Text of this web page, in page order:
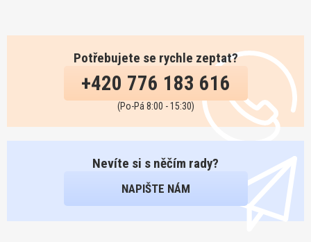
Potřebujete se rychle zeptat?
+420 776 183 616
(Po-Pá 8:00 - 15:30)
Nevíte si s něčím rady?
NAPIŠTE NÁM